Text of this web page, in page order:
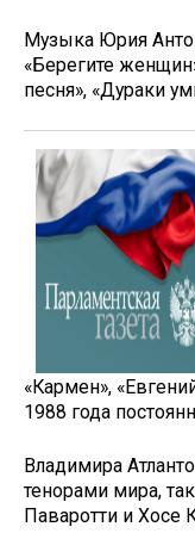
Музыка Юрия
«Берегите
песня», «Дураки
«Кармен»,
1988 года
Владимира
тенорами мира,
Паваротти и Хосе